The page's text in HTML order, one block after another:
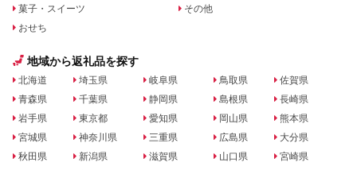
菓子・スイーツ
おせち
その他
地域から返礼品を探す
北海道
青森県
岩手県
宮城県
秋田県
埼玉県
千葉県
東京都
神奈川県
新潟県
岐阜県
静岡県
愛知県
三重県
滋賀県
鳥取県
島根県
岡山県
広島県
山口県
佐賀県
長崎県
熊本県
大分県
宮崎県